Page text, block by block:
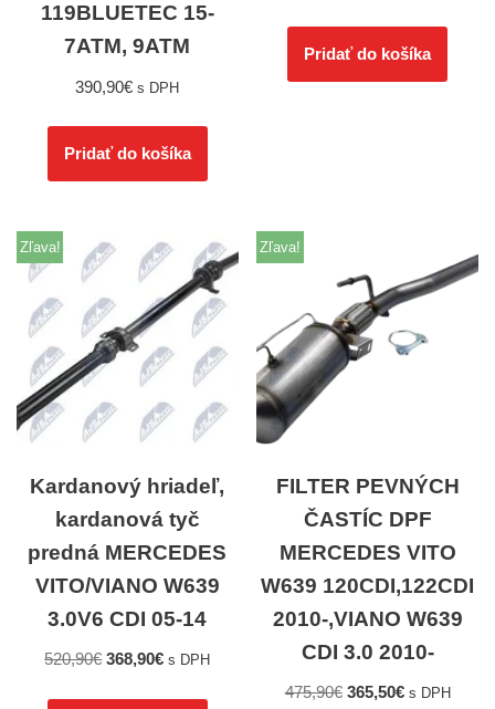
119BLUETEC 15-
7ATM, 9ATM
390,90€ s DPH
Pridať do košíka
Pridať do košíka
Zľava!
Kardanový hriadeľ,
kardanová tyč
predná MERCEDES
VITO/VIANO W639
3.0V6 CDI 05-14
520,90€ 368,90€ s DPH
Zľava!
FILTER PEVNÝCH
ČASTÍC DPF
MERCEDES VITO
W639 120CDI,122CDI
2010-,VIANO W639
CDI 3.0 2010-
475,90€ 365,50€ s DPH